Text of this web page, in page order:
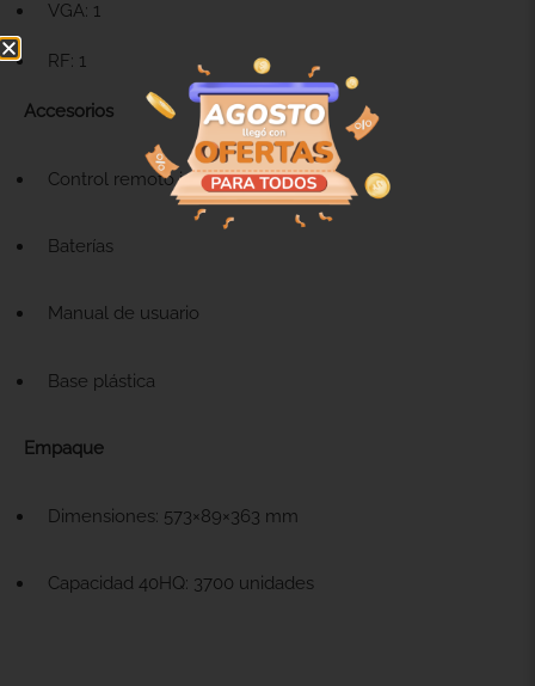
VGA: 1
RF: 1
Accesorios
Control remoto infrarrojo
Baterías
Manual de usuario
Base plástica
Empaque
Dimensiones: 573×89×363 mm
Capacidad 40HQ: 3700 unidades